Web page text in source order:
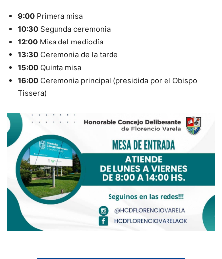
9:00 Primera misa
10:30 Segunda ceremonia
12:00 Misa del mediodía
13:30 Ceremonia de la tarde
15:00 Quinta misa
16:00 Ceremonia principal (presidida por el Obispo
Tissera)